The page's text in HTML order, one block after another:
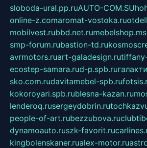
sloboda-ural.pp.ruAUTO-COM.SU
online-z.comaromat-vostoka.ru
mobilvest.rubbd.net.ru
smp-forum.rubastion-td.ru
avrmotors.ruart-galadesign.ru
ecostep-samara.rud-p.spb.ru
sko.com.rudavitamebel-spb.ru
kokoroyari.spb.rublesna-kazan.ru
lenderoq.rusergeydobrin.ru
people-of-art.rubezzubova.ru
dynamoauto.ruszk-favorit.ru
kingbolenskaner.rualex-motor.ru